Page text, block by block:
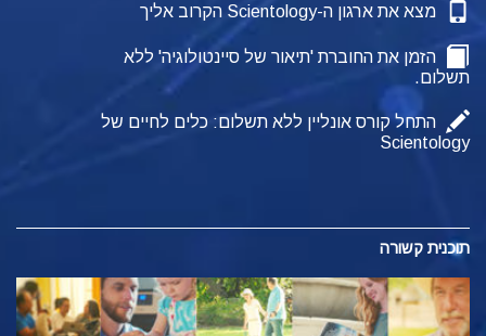
מצא את ארגון ה-Scientology הקרוב אליך
הזמן את החוברת 'תיאור של סיינטולוגיה' ללא
תשלום.
התחל קורס אונליין ללא תשלום: כלים לחיים של
Scientology
תוכנית קשורה